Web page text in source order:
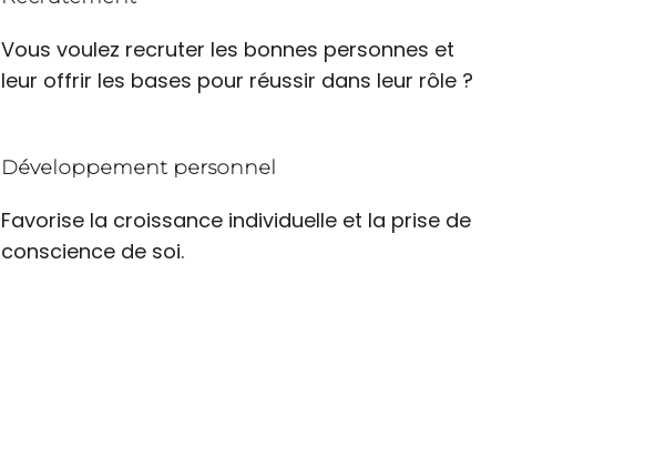
Vous voulez recruter les bonnes personnes et
leur offrir les bases pour réussir dans leur rôle ?
Développement personnel
Favorise la croissance individuelle et la prise de
conscience de soi.